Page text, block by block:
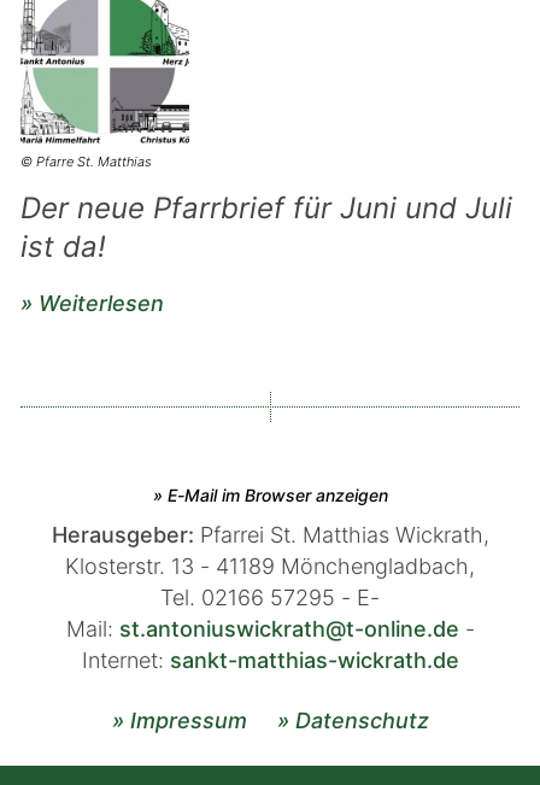
© Pfarre St. Matthias
Der neue Pfarrbrief für Juni und Juli
ist da!
» Weiterlesen
» E-Mail im Browser anzeigen
Herausgeber: Pfarrei St. Matthias Wickrath,
Klosterstr. 13 - 41189 Mönchengladbach,
Tel. 02166 57295 - E-
Mail: st.antoniuswickrath@t-online.de -
Internet: sankt-matthias-wickrath.de
» Impressum » Datenschutz